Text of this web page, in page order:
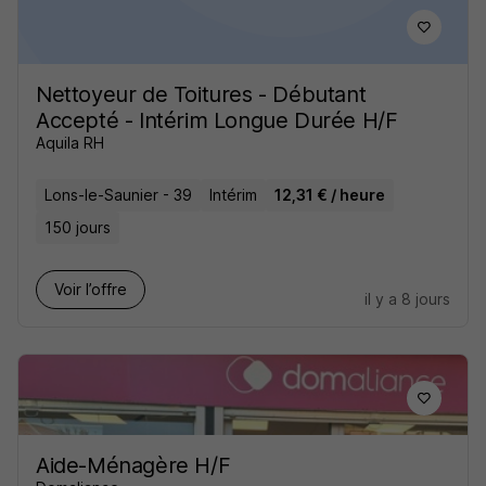
Nettoyeur de Toitures - Débutant
Accepté - Intérim Longue Durée H/F
Aquila RH
Lons-le-Saunier - 39 Intérim
12,31 € / heure
150 jours
Voir l’offre
il y a 8 jours
Aide-Ménagère H/F